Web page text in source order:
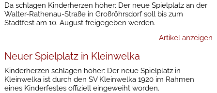
Da schlagen Kinderherzen höher: Der neue Spielplatz an der
Walter-Rathenau-Straße in Großröhrsdorf soll bis zum
Stadtfest am 10. August freigegeben werden.
Artikel anzeigen
Neuer Spielplatz in Kleinwelka
Kinderherzen schlagen höher: Der neue Spielplatz in
Kleinwelka ist durch den SV Kleinwelka 1920 im Rahmen
eines Kinderfestes offiziell eingeweiht worden.